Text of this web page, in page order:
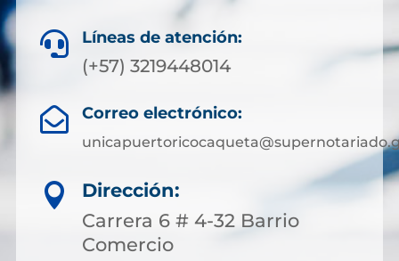
 Líneas de atención:
(+57) 3219448014
 Correo electrónico:

Dirección:
Carrera 6 # 4-32 Barrio
Comercio